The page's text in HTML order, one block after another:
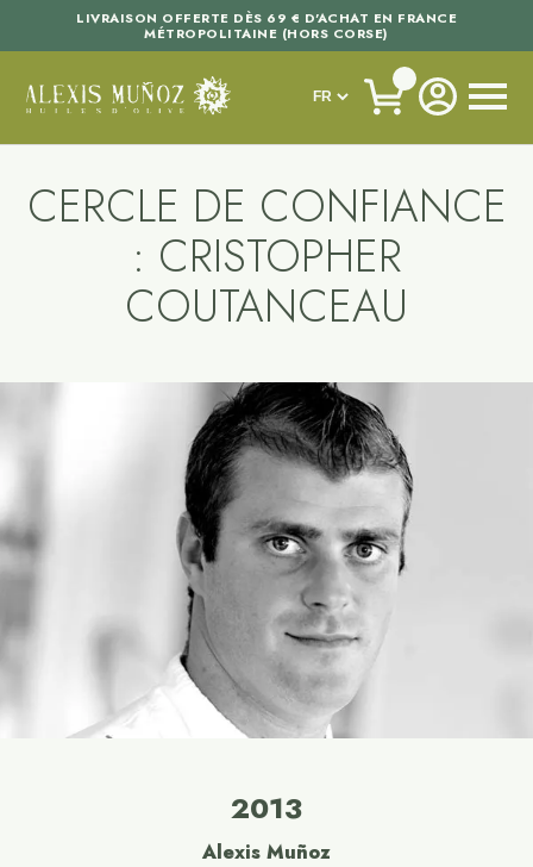
LIVRAISON OFFERTE DÈS 69 € D'ACHAT EN FRANCE
MÉTROPOLITAINE (HORS CORSE)
CERCLE DE CONFIANCE
: CRISTOPHER
COUTANCEAU
2013
Alexis Muñoz